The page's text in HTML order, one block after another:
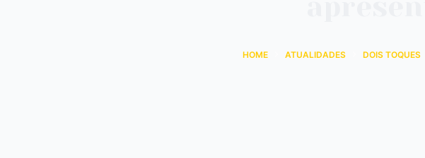
HOME ATUALIDADES DOIS TOQUES